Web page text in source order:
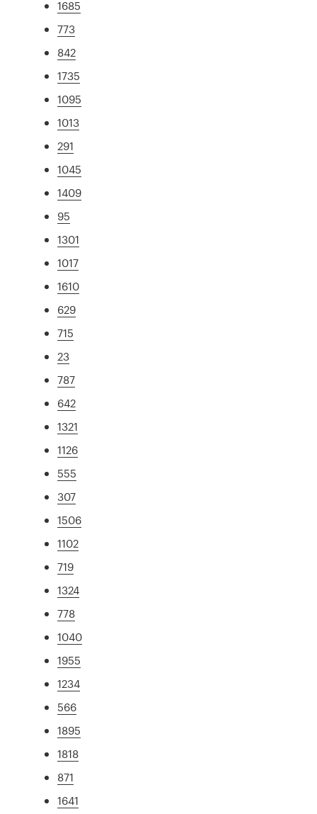
1685
773
842
1735
1095
1013
291
1045
1409
95
1301
1017
1610
629
715
23
787
642
1321
1126
555
307
1506
1102
719
1324
778
1040
1955
1234
566
1895
1818
871
1641